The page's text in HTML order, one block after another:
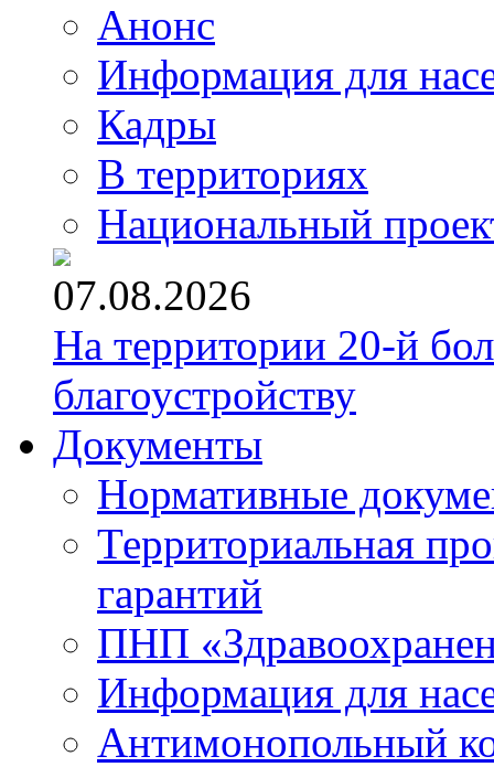
Анонс
Информация для
Кадры
В территориях
Национальный
07.08.2026
На территории 20-й
благоустройству
Документы
Нормативные
Территориальная
гарантий
ПНП
Информация для
Антимонопольный